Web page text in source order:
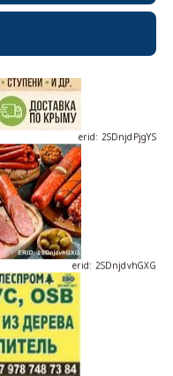
erid: 2SDnjdvhGXG